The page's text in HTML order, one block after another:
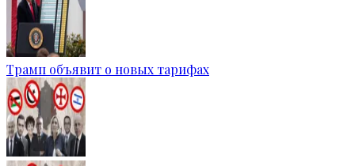
Трамп объявит о новых тарифах